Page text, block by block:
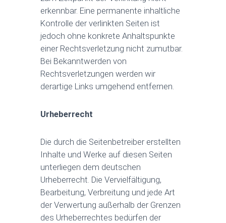
erkennbar. Eine permanente inhaltliche
Kontrolle der verlinkten Seiten ist
jedoch ohne konkrete Anhaltspunkte
einer Rechtsverletzung nicht zumutbar.
Bei Bekanntwerden von
Rechtsverletzungen werden wir
derartige Links umgehend entfernen.
Urheberrecht
Die durch die Seitenbetreiber erstellten
Inhalte und Werke auf diesen Seiten
unterliegen dem deutschen
Urheberrecht. Die Vervielfältigung,
Bearbeitung, Verbreitung und jede Art
der Verwertung außerhalb der Grenzen
des Urheberrechtes bedürfen der